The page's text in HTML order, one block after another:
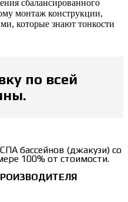
сбалансированного
монтаж конструкции,
которые знают тонкости
по всей
бассейнов (джакузи) со
100% от стоимости.